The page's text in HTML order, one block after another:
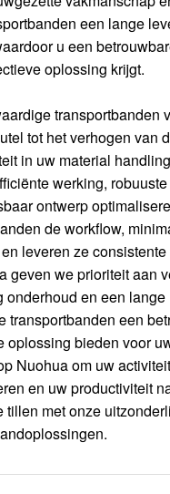
een lange
u een
oplossing krijgt.
transportbanden
tot het verhogen van
in uw material
werking,
ontwerp
de workflow,
leveren ze consistente
geven we prioriteit aan
onderhoud en een lange
transportbanden een
oplossing bieden voor
Nuohua om uw
en uw productiviteit
tillen met onze